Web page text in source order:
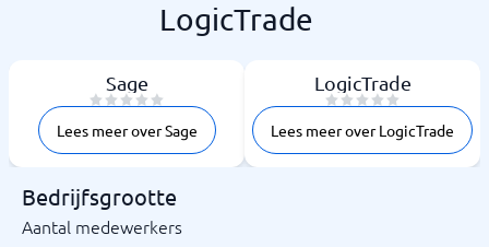
LogicTrade
Sage
Lees meer over Sage
LogicTrade
Lees meer over LogicTrade
Bedrijfsgrootte
Aantal medewerkers